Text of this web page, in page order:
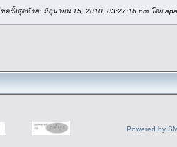
ขครั้งสุดท้าย: มิถุนายน 15, 2010, 03:27:16 pm โดย
Powered by